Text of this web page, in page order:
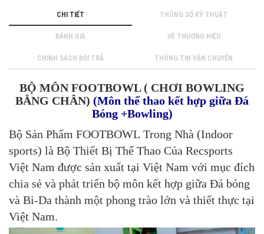
CHI TIẾT THÔNG SỐ KỸ THUẬT
ĐÁNH GIÁ VỀ THƯƠNG HIỆU
CHÍNH SÁCH ĐỔI TRẢ THÔNG TIN VẬN CHUYỂN
BỘ MÔN FOOTBOWL ( CHƠI BOWLING
BẰNG CHÂN) (Môn thể thao kết hợp giữa Đá
Bóng +Bowling)
Bộ Sản Phẩm FOOTBOWL Trong Nhà (Indoor
sports) là Bộ Thiết Bị Thể Thao Của Recsports
Việt Nam được sản xuất tại Việt Nam với mục đích
chia sẻ và phát triển bộ môn kết hợp giữa Đá bóng
và Bi-Da thành một phong trào lớn và thiết thực tại
Việt Nam.